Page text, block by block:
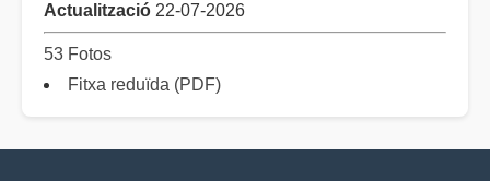
Actualització 22-07-2026
53 Fotos
Fitxa reduïda (PDF)